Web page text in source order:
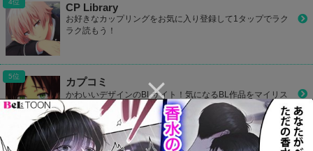
CP Library
お好きなカップリングをお気に入り登録して1タップでラク
ラク読もう！
カプコミ
かわいいデザインのBLサイト！気になるBL作品をマイリス
ト登録して読めたり、ランキングで人気作品が丸わかり！